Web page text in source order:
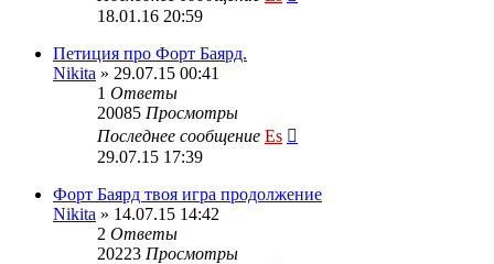
18.01.16 20:59
Петиция про Форт Баярд.
Nikita » 29.07.15 00:41
1 Ответы
20085 Просмотры
Последнее сообщение Es
29.07.15 17:39
Форт Баярд твоя игра продолжение
Nikita » 14.07.15 14:42
2 Ответы
20223 Просмотры